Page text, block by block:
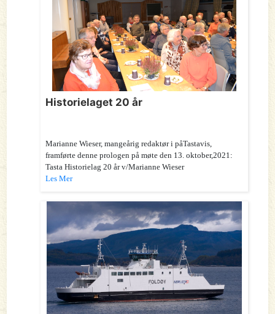
Historielaget 20 år
Marianne Wieser, mangeårig redaktør i påTastavis,
framførte denne prologen på møte den 13. oktober,2021:
Tasta Historielag 20 år v/Marianne Wieser
Les Mer